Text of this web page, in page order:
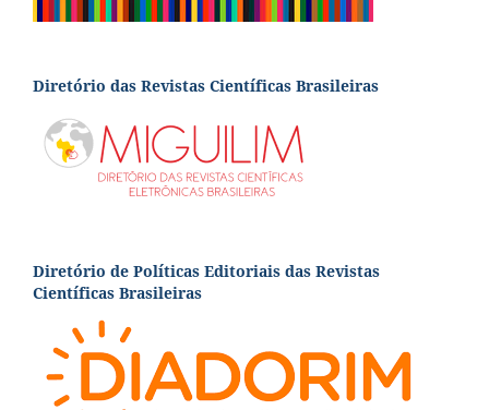
Diretório das Revistas Científicas Brasileiras
Diretório de Políticas Editoriais das Revistas
Científicas Brasileiras